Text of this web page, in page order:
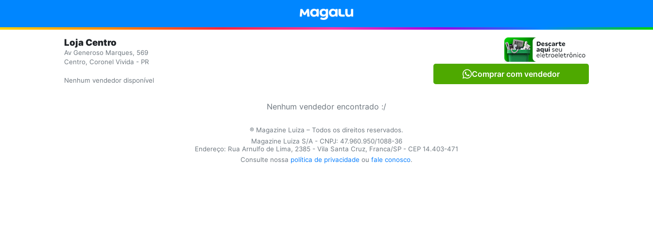
Loja Centro
Av Generoso Marques, 569
Centro, Coronel Vivida - PR
Nenhum vendedor disponível
Comprar com vendedor
Nenhum vendedor encontrado :/
® Magazine Luiza – Todos os direitos reservados.
Magazine Luiza S/A - CNPJ: 47.960.950/1088-36
Endereço: Rua Arnulfo de Lima, 2385 - Vila Santa Cruz, Franca/SP - CEP 14.403-471
Consulte nossa política de privacidade ou fale conosco.